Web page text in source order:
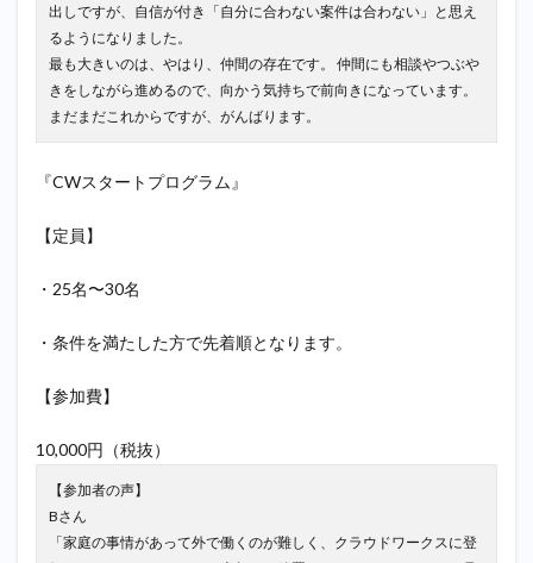
出しですが、自信が付き「自分に合わない案件は合わない」と思え
るようになりました。
最も大きいのは、やはり、仲間の存在です。 仲間にも相談やつぶや
きをしながら進めるので、向かう気持ちで前向きになっています。
まだまだこれからですが、がんばります。
『CWスタートプログラム』
【定員】
・25名〜30名
・条件を満たした方で先着順となります。
【参加費】
10,000円（税抜）
【参加者の声】
Bさん
「家庭の事情があって外で働くのが難しく、クラウドワークスに登